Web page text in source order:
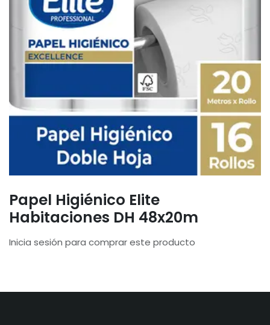
Papel Higiénico Elite
Habitaciones DH 48x20m
Inicia sesión para comprar este producto